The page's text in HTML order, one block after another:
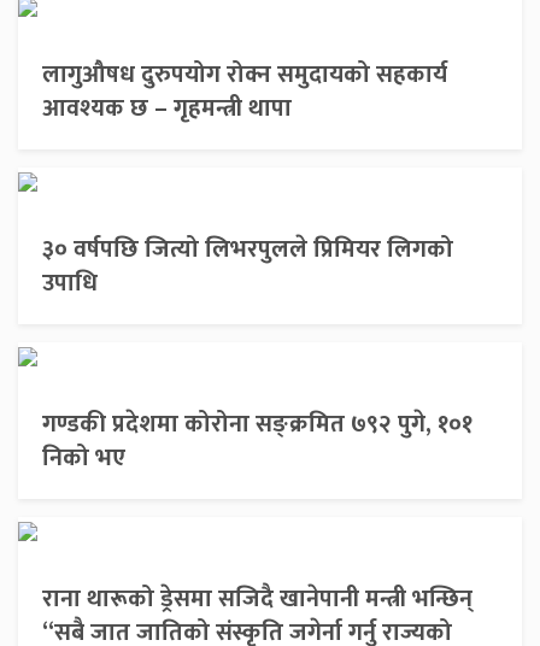
लागुऔषध दुरुपयोग रोक्न समुदायको सहकार्य
आवश्यक छ – गृहमन्त्री थापा
३० वर्षपछि जित्यो लिभरपुलले प्रिमियर लिगको
उपाधि
गण्डकी प्रदेशमा कोरोना सङ्क्रमित ७९२ पुगे, १०१
निको भए
राना थारूको ड्रेसमा सजिदै खानेपानी मन्त्री भन्छिन्
“सबै जात जातिको संस्कृति जगेर्ना गर्नु राज्यको